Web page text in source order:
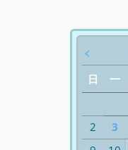
﹤
日
一
2
3